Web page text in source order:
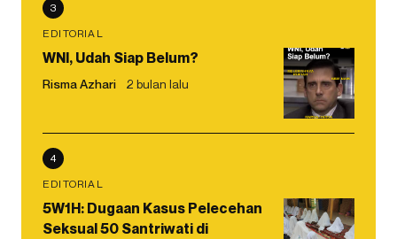
3
EDITORIAL
WNI, Udah Siap Belum?
Risma Azhari 2 bulan lalu
4
EDITORIAL
5W1H: Dugaan Kasus Pelecehan
Seksual 50 Santriwati di